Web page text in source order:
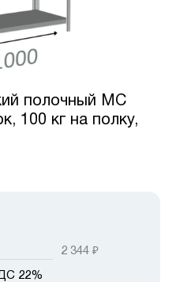
полочный МС
100 кг на полку,
2 344 ₽
22%